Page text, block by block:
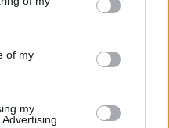
of my
my
žinomi architektūriniai
kalnelių ir vandens
ne vienos dienos, kad
tačiau yra